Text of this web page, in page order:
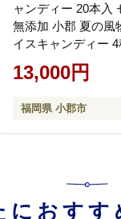
ャンディー 20本入
無添加 小郡 夏の風
イスキャンディー 4
ク あずき チョコ
ート お楽しみ
13,000円
福岡県 小郡市
におすす